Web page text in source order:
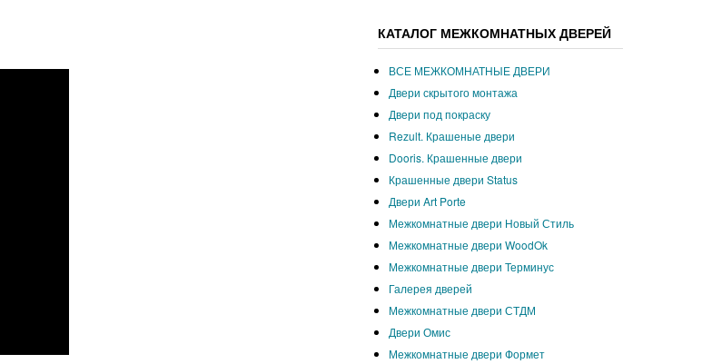
КАТАЛОГ МЕЖКОМНАТНЫХ ДВЕРЕЙ
ВСЕ МЕЖКОМНАТНЫЕ ДВЕРИ
Двери скрытого монтажа
Двери под покраску
Rezult. Крашеные двери
Dooris. Крашенные двери
Крашенные двери Status
Двери Art Porte
Межкомнатные двери Новый Стиль
Межкомнатные двери WoodOk
Межкомнатные двери Терминус
Галерея дверей
Межкомнатные двери СТДМ
Двери Омис
Межкомнатные двери Формет